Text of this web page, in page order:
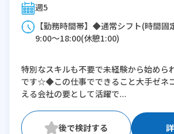
週5
【勤務時間帯】◆通常シフト(時間固
9:00〜18:00(休憩1:00)
特別なスキルも不要で未経験から始めら
です☆◆この仕事でできること大手ゼネ
える会社の要として活躍で...